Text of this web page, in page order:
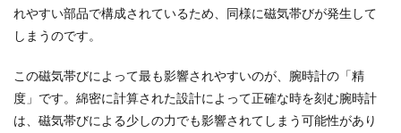
れやすい部品で構成されているため、同様に磁気帯びが発生して
しまうのです。
この磁気帯びによって最も影響されやすいのが、腕時計の「精
度」です。綿密に計算された設計によって正確な時を刻む腕時計
は、磁気帯びによる少しの力でも影響されてしまう可能性があり